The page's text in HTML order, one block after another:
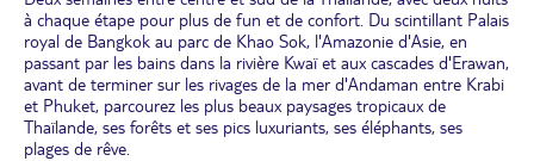
à chaque étape pour plus de fun et de confort. Du scintillant Palais
royal de Bangkok au parc de Khao Sok, l'Amazonie d'Asie, en
passant par les bains dans la rivière Kwaï et aux cascades d'Erawan,
avant de terminer sur les rivages de la mer d'Andaman entre Krabi
et Phuket, parcourez les plus beaux paysages tropicaux de
Thaïlande, ses forêts et ses pics luxuriants, ses éléphants, ses
plages de rêve.